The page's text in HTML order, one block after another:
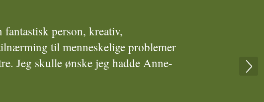
person, kreativ,
til menneskelige problemer
Jeg skulle ønske jeg hadde Anne-